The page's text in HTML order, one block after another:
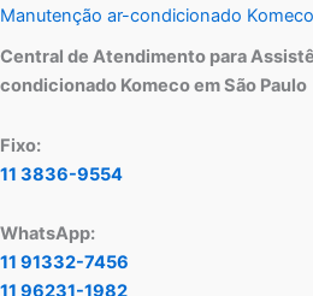
Manutenção ar-condicionado
Central de Atendimento para
condicionado Komeco em São Paulo
Fixo:
11 3836-9554
WhatsApp:
11 91332-7456